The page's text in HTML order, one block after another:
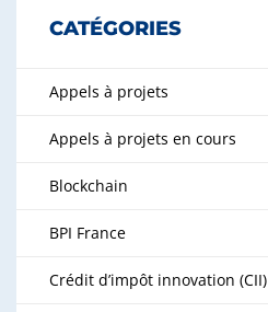
CATÉGORIES
Appels à projets
Appels à projets en cours
Blockchain
BPI France
Crédit d’impôt innovation (CII)